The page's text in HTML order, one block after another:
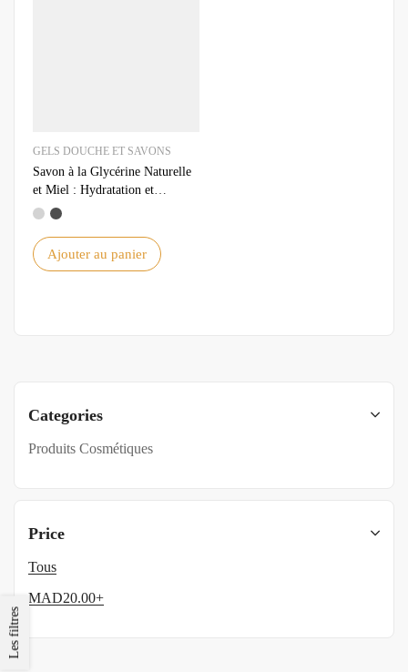
Categories
Produits Cosmétiques
Price
Tous
MAD20.00+
Les filtres
GELS DOUCHE ET SAVONS
Savon à la Glycérine Naturelle
et Miel : Hydratation et
Douceur pour la Peau
Ajouter au panier